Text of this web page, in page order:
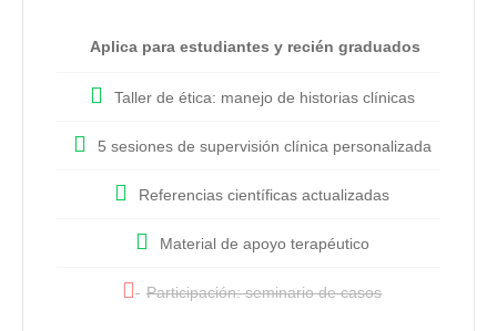
Aplica para estudiantes y recién graduados
Taller de ética: manejo de historias clínicas
5 sesiones de supervisión clínica personalizada
Referencias científicas actualizadas
Material de apoyo terapéutico
Participación: seminario de casos